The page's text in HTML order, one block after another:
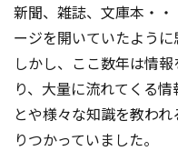
新聞、雑誌、文庫本・
ージを開いていたように
しかし、ここ数年は情
り、大量に流れてくる
とや様々な知識を教わ
りつかっていました。